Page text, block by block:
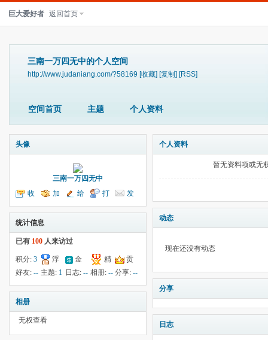
巨大爱好者 返回首页
三南一万四无中的个人空间
http://www.judaniang.com/?58169 [收藏] [复制] [RSS]
空间首页 主题 个人资料
头像
三南一万四无中
收
听TA
加
为好友
给
我留言
打
个招呼
发
送消息
统计信息
已有 100 人来访过
积分: 3
浮
云:242
金
钱:10
精
华:--
贡
献:--
好友: -- 主题: 1 日志:-- 相册: -- 分享:--
相册
无权查看
个人资料
暂无资料项或无
动态
现在还没有动态
分享
日志